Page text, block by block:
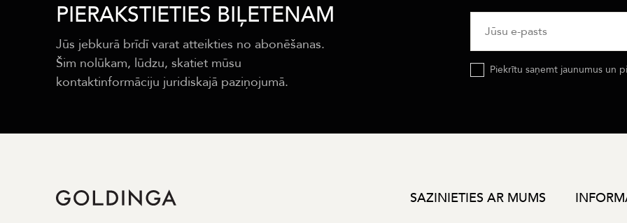
PIERAKSTIETIES BIĻETENAM
Jūs jebkurā brīdī varat atteikties no abonēšanas.
Šim nolūkam, lūdzu, skatiet mūsu
kontaktinformāciju juridiskajā paziņojumā.
Piekrītu saņemt jaunumus un
SAZINIETIES AR MUMS